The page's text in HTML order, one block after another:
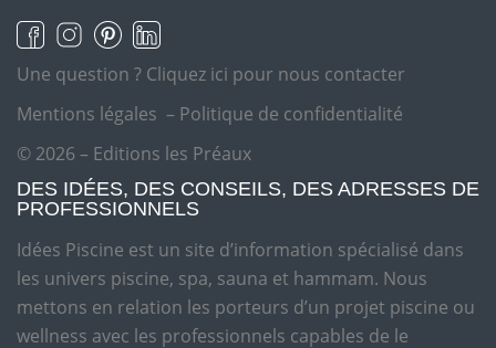
Une question ? Cliquez ici pour nous contacter
Mentions légales – Politique de confidentialité
© 2026 – Editions les Préaux
DES IDÉES, DES CONSEILS, DES ADRESSES DE
PROFESSIONNELS
Idées Piscine est un site d’information spécialisé dans
les univers piscine, spa, sauna et hammam. Nous
mettons en relation les porteurs d’un projet piscine ou
wellness avec les professionnels capables de le